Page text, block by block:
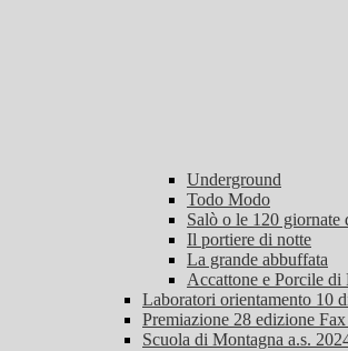
Underground
Todo Modo
Salò o le 120 giornate
Il portiere di notte
La grande abbuffata
Accattone e Porcile di
Laboratori orientamento 10
Premiazione 28 edizione
Scuola di Montagna a.s.